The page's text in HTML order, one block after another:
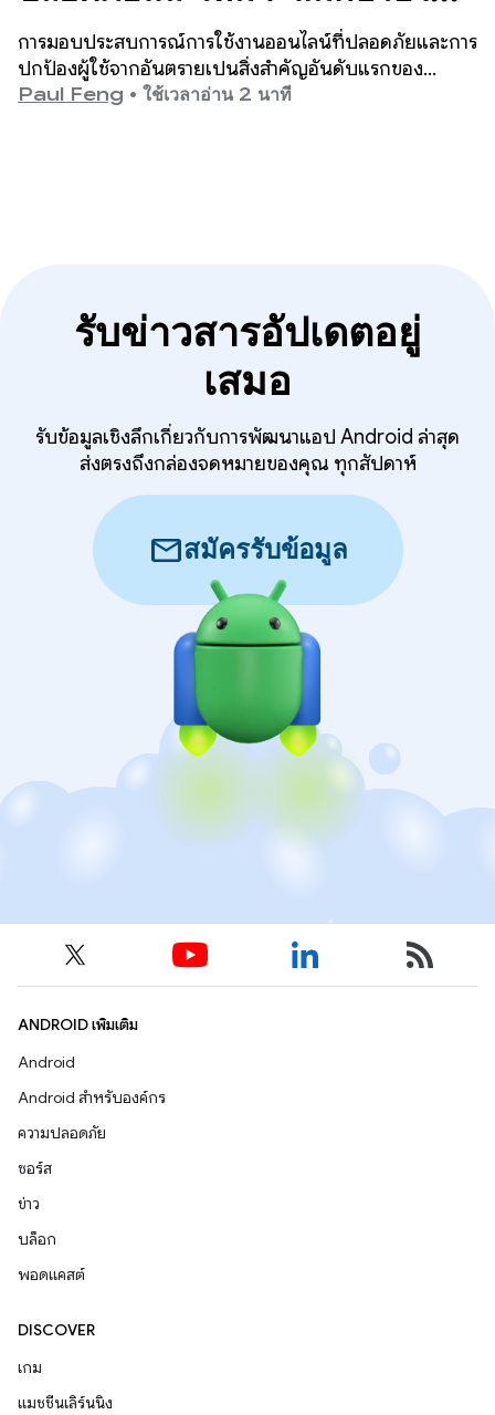
Google Play
การมอบประสบการณ์การใช้งานออนไลน์ที่ปลอดภัยและการ
ปกป้องผู้ใช้จากอันตรายเป็นสิ่งสำคัญอันดับแรกของ
Google Play
Paul Feng • ใช้เวลาอ่าน 2 นาที
รับข่าวสารอัปเดตอยู่
เสมอ
รับข้อมูลเชิงลึกเกี่ยวกับการพัฒนาแอป Android ล่าสุด
ส่งตรงถึงกล่องจดหมายของคุณ ทุกสัปดาห์
mailสมัครรับข้อมูล
ANDROID เพิ่มเติม
Android
Android สำหรับองค์กร
ความปลอดภัย
ซอร์ส
ข่าว
บล็อก
พอดแคสต์
DISCOVER
เกม
แมชชีนเลิร์นนิง